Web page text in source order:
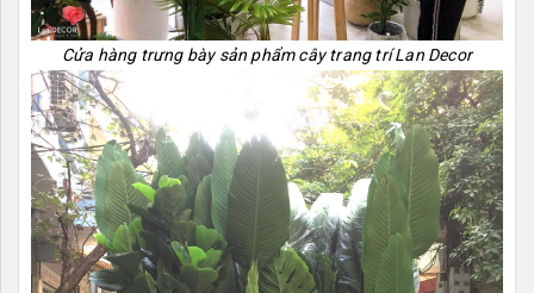
Cửa hàng trưng bày sản phẩm cây trang trí Lan Decor